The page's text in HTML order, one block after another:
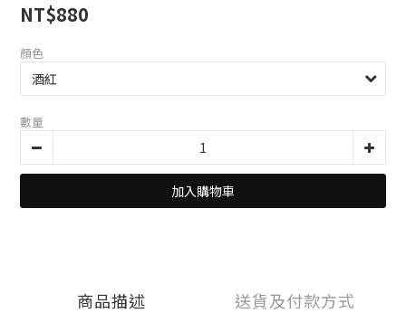
NT$880
顏色
數量
加入購物車
商品描述 送貨及付款方式